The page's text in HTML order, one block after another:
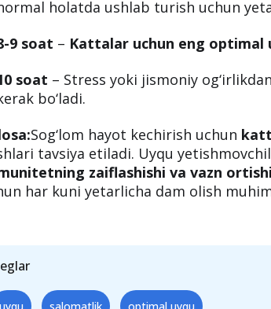
6 soat– Mushak massasi kamayadi,
8 soat– Organizmni barqaror saqlash
9 soat–Kattalar uchun eng optimal
soat – Stress yoki jismoniy
tavsiya etiladi. Uyqu
zaiflashishi va vazn
har kuni yetarlicha dam olish